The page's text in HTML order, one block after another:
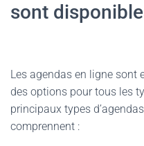
sont
Les agendas en ligne sont
des options pour tous les
principaux types
comprennent :